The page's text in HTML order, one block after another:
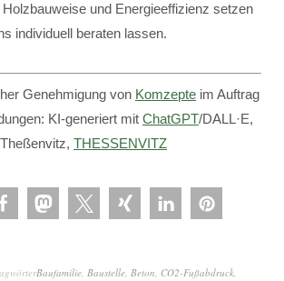
und Energieeffizienz setzen
individuell beraten lassen.
Genehmigung von Komzepte im Auftrag
KI-generiert mit ChatGPT/DALL·E,
THESSENVITZ
Baufamilie, Baustelle, Beton, CO2-Fußabdruck,